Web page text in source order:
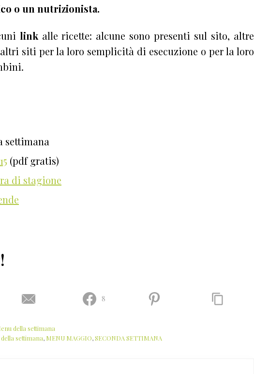
o un nutrizionista.
linkalle ricette: alcune sono presenti sul sito, altre
siti per la loro semplicità di esecuzione o per la loro
settimana
(pdf gratis)
di stagione
8
della settimana
settimana, MENU MAGGIO,SECONDA SETTIMANA